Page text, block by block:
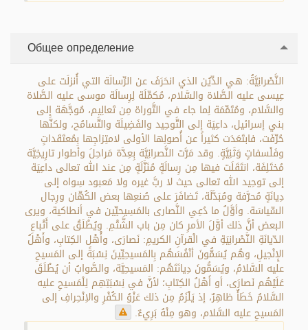
Общее определение
النَّصْرانِيَّةُ: هي الدِّيُن الذي انحَرَفَ عن الرِّسالَة التي أُنزلَت على
عِيسى عليه الصَّلاة والسَّلام، مُكمِّلَة لِرِسالَة موسى عليه الصَّلاة
والسَّلام، ومُتَمِّمَة لِما جاء في التَّوراة مِن تَعالِيم، مُوجَّهَة إلى
بني إسرائيل، داعِيَة إلى التَّوحِيد والفَضِيلَة والتَّسامُح، ولكنَّها
حُرِّفَت، فابتَعَدَت كثيراً عن أُصولِها الأولى لامتِزاجِها بِمُعتَقَداتٍ
وفَلْسفاتٍ وَثَنِيَّةٍ. وقد مَرَّت النَّصرانِيَّة بِعِدَّة مَراحِلَ وأطوار تارِيخِيَّة
مُختَلِفَة، انتَقَلَت فيها مِن رِسالَةٍ مُنَزَّلَةٍ مِن عند الله تعالى داعِيَة
إلى توحِيد الله تعالى حيث لا ربَّ غيره ولا مَعبود سِواه إلى
دِيانَةٍ مُحرَّفة ومُبَدَّلَة، تَضافَرَ على صُنعِها بعض الكُهّان ورِجال
السِّياسَة. وأوَّلُ ما دُعِي النَّصارى بالمَسِيحيِّين في أنطاكية، ويرى
البعض أنَّ ذلك أوَّلَ الأمرِ كان مِن باب الشَّتْمِ. ويُطْلَقُ على أَتْباعِ
الدّيانَةِ النَّصْرانِيَةِ في الْقرآنِ الكريمِ: نَصارَى، وأْهْل الكِتابِ، وأَهْلُ
الإِنْجيلِ، وهُم يُسَمُّونَ أنْفُسَهُم بِالمَسيحِيِّينَ نِسْبَةً إلى المَسيحِ
عليه السَّلامُ، ويُسَمُّونَ دِيانَتَهُم: المَسيحِيَّة، والصَّوابُ أن يُطْلَقَ
عَلَيْهُم نَصارَى، أو أَهْلُ الكِتابِ؛ لأنَّ في نِسْبَتِهِم لِلْمَسيحِ عليه
السَّلامُ خَطَأٌ ظاهِرٌ، إذ يَلْزَمُ مِن ذلك عَزْوُ الكُفْرِ والاِنْحِرافِ إلى
المَسيحِ عليه السَّلام، وهو مِنْهُ بَرِيءٌ.